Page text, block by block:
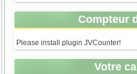
Compteur
Please install plugin JVCounter!
Votre